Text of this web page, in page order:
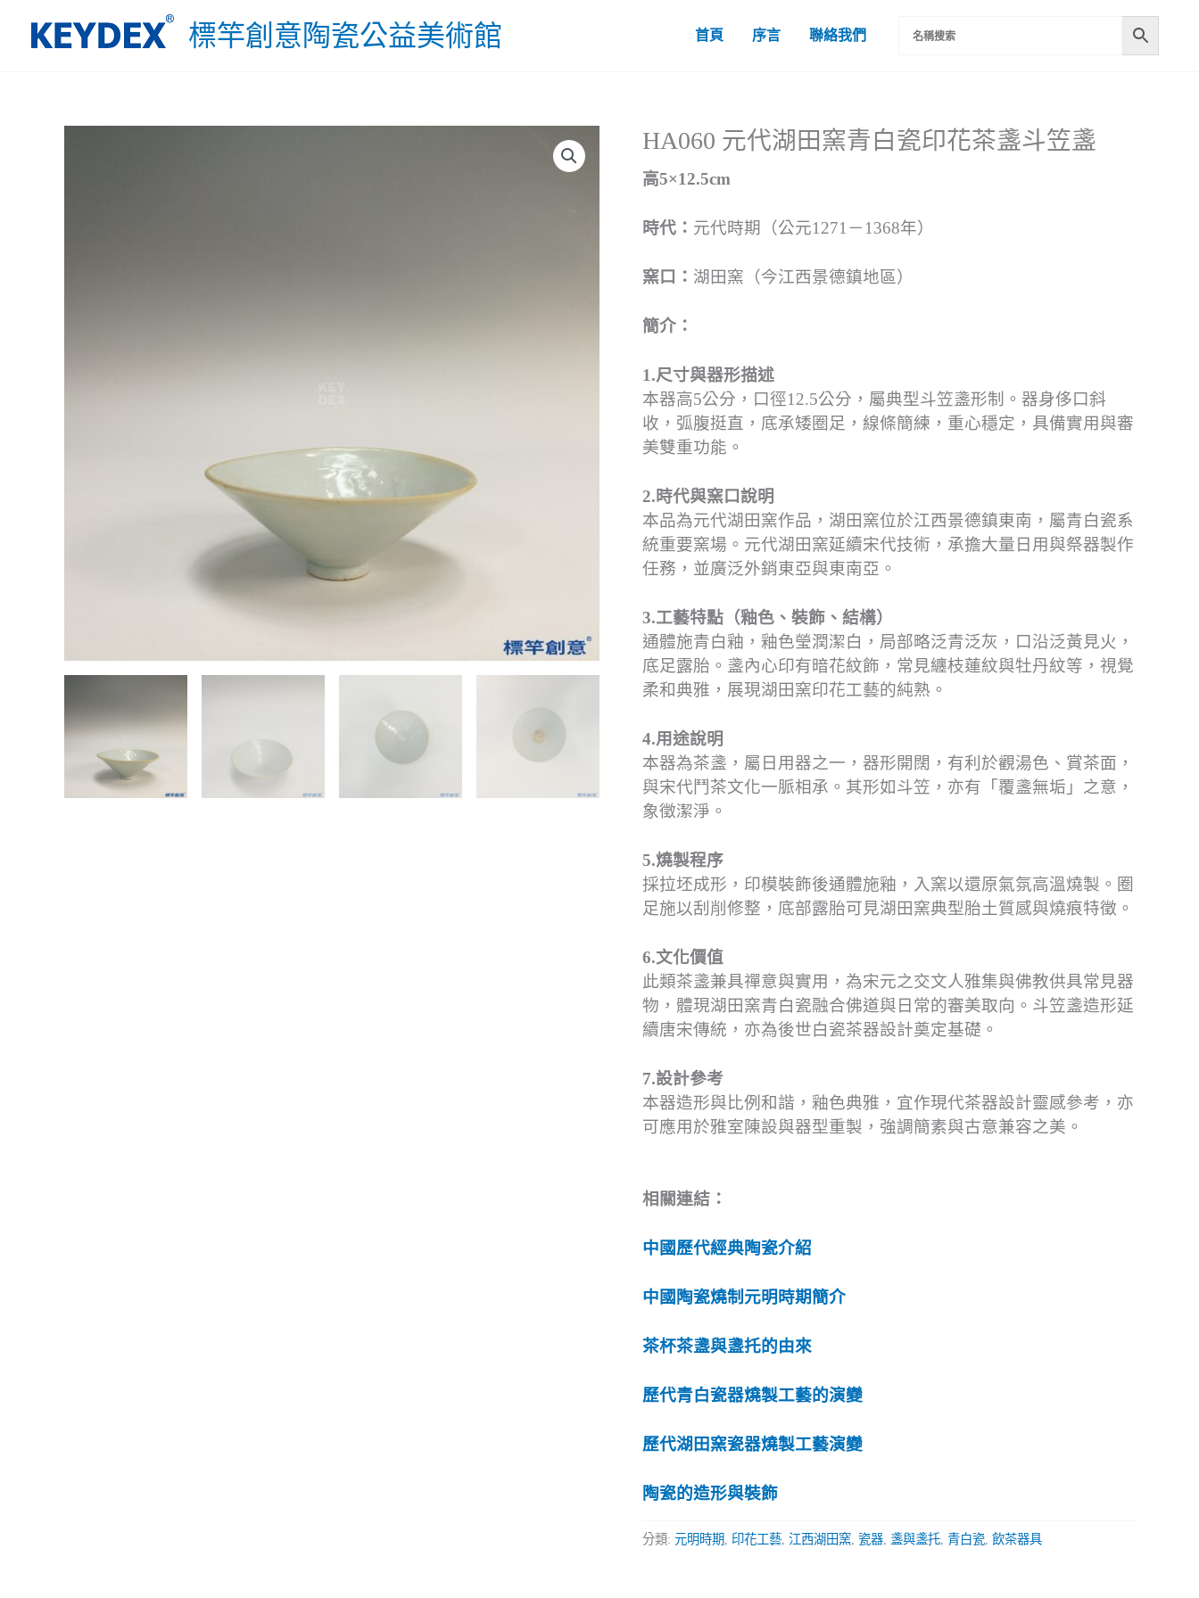
標竿創意陶瓷公益美術館 首頁 序言 聯絡我們
HA060 元代湖田窯青白瓷印花茶盞斗笠盞
高5×12.5cm
時代： 元代時期（公元1271－1368年）
窯口： 湖田窯（今江西景德鎮地區）
簡介：
1.尺寸與器形描述
本器高5公分，口徑12.5公分，屬典型斗笠盞形制。器身侈口斜
收，弧腹挺直，底承矮圈足，線條簡練，重心穩定，具備實用與審
美雙重功能。
2.時代與窯口說明
本品為元代湖田窯作品，湖田窯位於江西景德鎮東南，屬青白瓷系
統重要窯場。元代湖田窯延續宋代技術，承擔大量日用與祭器製作
任務，並廣泛外銷東亞與東南亞。
3.工藝特點（釉色、裝飾、結構）
通體施青白釉，釉色瑩潤潔白，局部略泛青泛灰，口沿泛黃見火，
底足露胎。盞內心印有暗花紋飾，常見纏枝蓮紋與牡丹紋等，視覺
柔和典雅，展現湖田窯印花工藝的純熟。
4.用途說明
本器為茶盞，屬日用器之一，器形開闊，有利於觀湯色、賞茶面，
與宋代鬥茶文化一脈相承。其形如斗笠，亦有「覆盞無垢」之意，
象徵潔淨。
5.燒製程序
採拉坯成形，印模裝飾後通體施釉，入窯以還原氣氛高溫燒製。圈
足施以刮削修整，底部露胎可見湖田窯典型胎土質感與燒痕特徵。
6.文化價值
此類茶盞兼具禪意與實用，為宋元之交文人雅集與佛教供具常見器
物，體現湖田窯青白瓷融合佛道與日常的審美取向。斗笠盞造形延
續唐宋傳統，亦為後世白瓷茶器設計奠定基礎。
7.設計參考
本器造形與比例和諧，釉色典雅，宜作現代茶器設計靈感參考，亦
可應用於雅室陳設與器型重製，強調簡素與古意兼容之美。
相關連結：
中國歷代經典陶瓷介紹
中國陶瓷燒制元明時期簡介
茶杯茶盞與盞托的由來
歷代青白瓷器燒製工藝的演變
歷代湖田窯瓷器燒製工藝演變
陶瓷的造形與裝飾
分類: 元明時期 印花工藝 江西湖田窯 瓷器 盞與盞托 青白瓷 飲茶器具